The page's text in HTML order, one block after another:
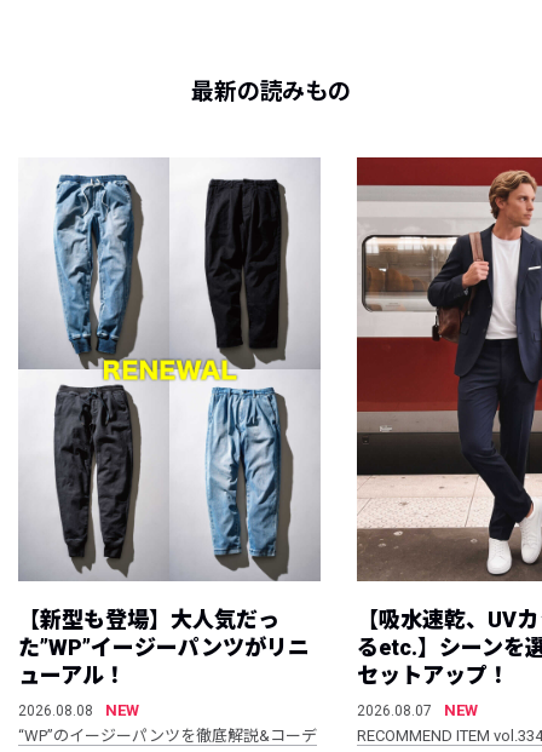
最新の読みもの
【新型も登場】大人気だっ
た”WP”イージーパンツがリニ
ューアル！
2026.08.08
NEW
“WP”のイージーパンツを徹底解説&コーデ
【吸水速乾、UV
るetc.】シーンを
セットアップ！
2026.08.07
NEW
RECOMMEND ITEM vol.334